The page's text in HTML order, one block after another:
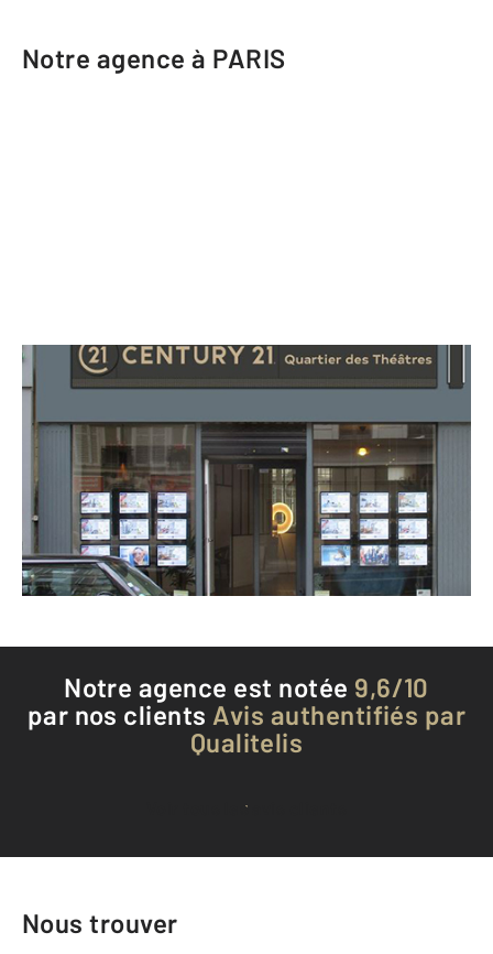
Notre agence à PARIS
CENTURY 21 Quartier des Théâtres
73 rue de Clichy
PARIS - 75009
Envoyer un message
Téléphoner à l'agence
Notre agence est notée 9,6/10
par nos clients Avis authentifiés par
Qualitelis
Voir tous les avis clients
Nous trouver